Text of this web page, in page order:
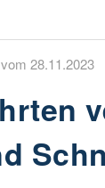
vom